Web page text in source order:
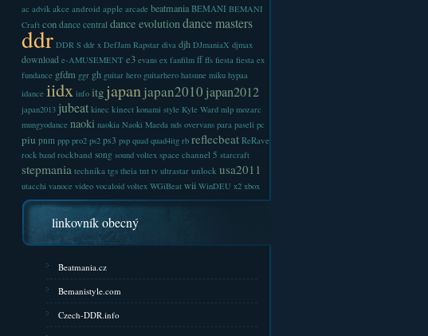
ac advik akce android apple arcade beatmania BEMANI BEMANI
Craft con dance central dance evolutiondance masters
ddr DDR S ddr x DefJam Rapstar diva djh DJmaniaX djmax
download e-AMUSEMENT e3 evans ex fanfilm ff ffs fiesta fiesta ex
fundance gfdm ggr gh guitar hero guitarhero hatsune miku hypaa
idance iidx info itg japanjapan2010 japan2012
japan2013 jubeat kinec kinect konami style Kyle Ward mlp mozarc
mungyodance naoki naokia Naoki Maeda nds overvans para paseli pc
piu pnm ppp pro2 ps2 ps3 psp quad quad4itg rb reflecbeat ReRave
rock band rockband song sound voltex space channel 5 starcraft
stepmania technika tgs theia tnt tv ultrastar unlock usa2011
utacchi vanoce video vocaloid voltex WGiBeat wii WinDEU x2 xbox
linkovník obecný
Beatmania.cz
Bemanistyle.com
Czech-DDR.info